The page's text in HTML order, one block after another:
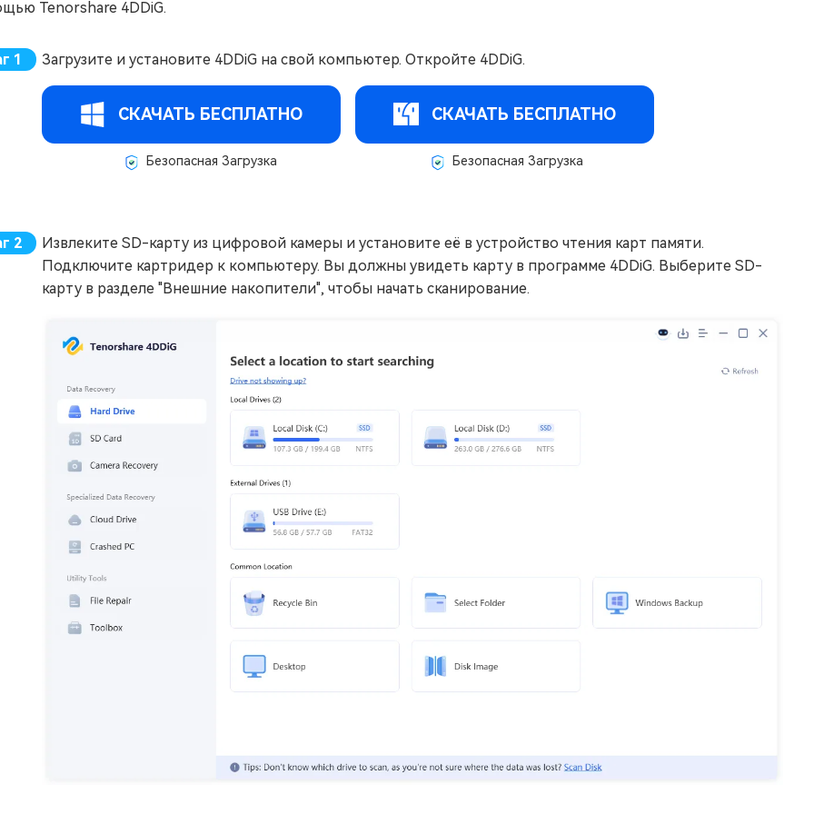
Tenorshare 4DDiG.
Загрузите и установите 4DDiG на свой компьютер. Откройте 4DDiG.
СКАЧАТЬ БЕСПЛАТНО
Безопасная Загрузка
СКАЧАТЬ БЕСПЛАТНО
Безопасная Загрузка
Извлеките SD-карту из цифровой камеры и установите её в устройство чтения карт памяти.
Подключите картридер к компьютеру. Вы должны увидеть карту в программе 4DDiG. Выберите SD-
карту в разделе "Внешние накопители", чтобы начать сканирование.